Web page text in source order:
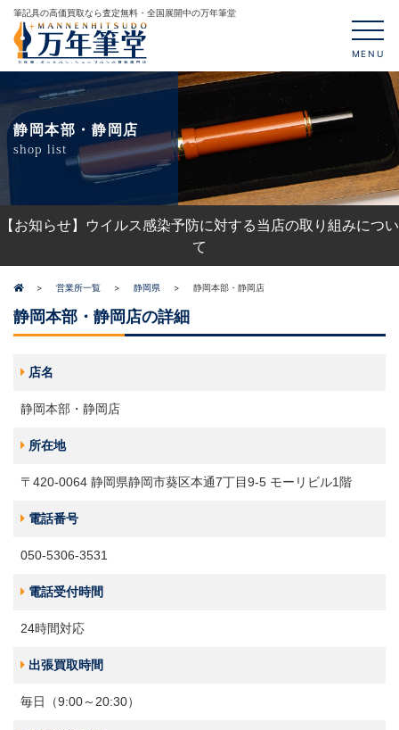
筆記具の高価買取なら査定無料・全国展開中の万年筆堂
MENU
静岡本部・静岡店
shop list
【お知らせ】ウイルス感染予防に対する当店の取り組みについ
て
営業所一覧 静岡県 静岡本部・静岡店
静岡本部・静岡店の詳細
店名
静岡本部・静岡店
所在地
〒420-0064 静岡県静岡市葵区本通7丁目9-5 モーリビル1階
電話番号
050-5306-3531
電話受付時間
24時間対応
出張買取時間
毎日（9:00～20:30）